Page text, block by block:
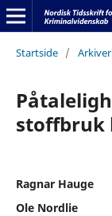
Startside / Arkiver
stoffbruk
Ragnar Hauge
Ole Nordlie